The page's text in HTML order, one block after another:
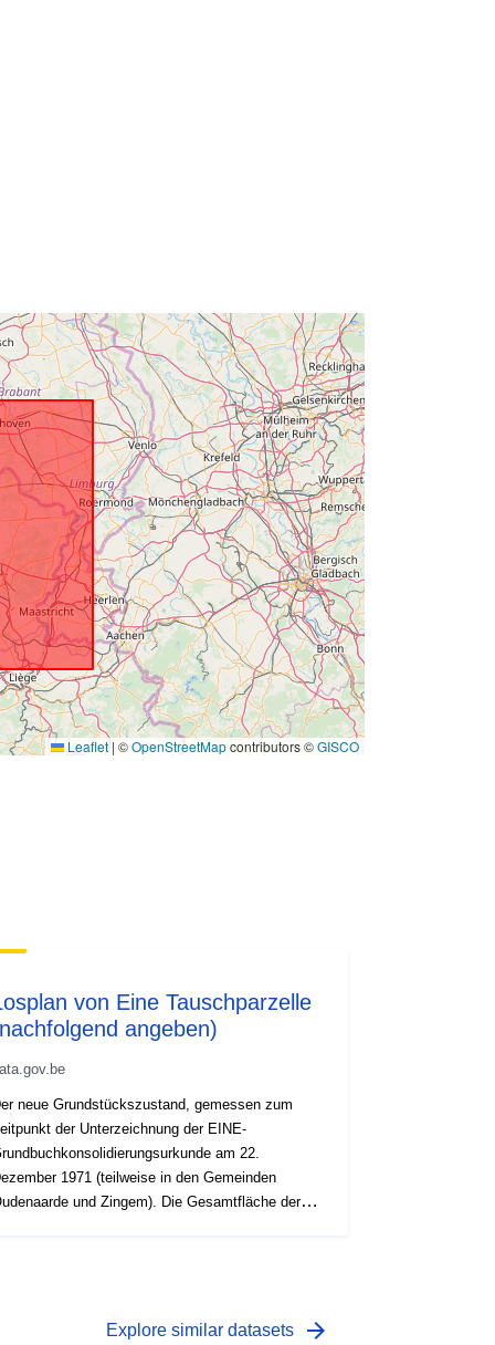
Leaflet | ©OpenStreetMapcontributors ©GISCO
Vir: http://data.gov.be/.well-
known/genid/prov/921e2c55963cf65
d521e3ef0c57fd2222...
3D692301-86C0-4F10-84E7-
D366CCBA3529
http://data.europa.eu/88u/dataset/3d
692301-86c0-4f10-84e7-
d366ccba3529
non-public
von Eine Tauschparzelle
angeben)
neue Grundstückszustand, gemessen zum
der Unterzeichnung der EINE-
am 22.
1971 (teilweise in den Gemeinden
und Zingem). Die Gesamtfläche der
Explore similar datasets arrow_forward